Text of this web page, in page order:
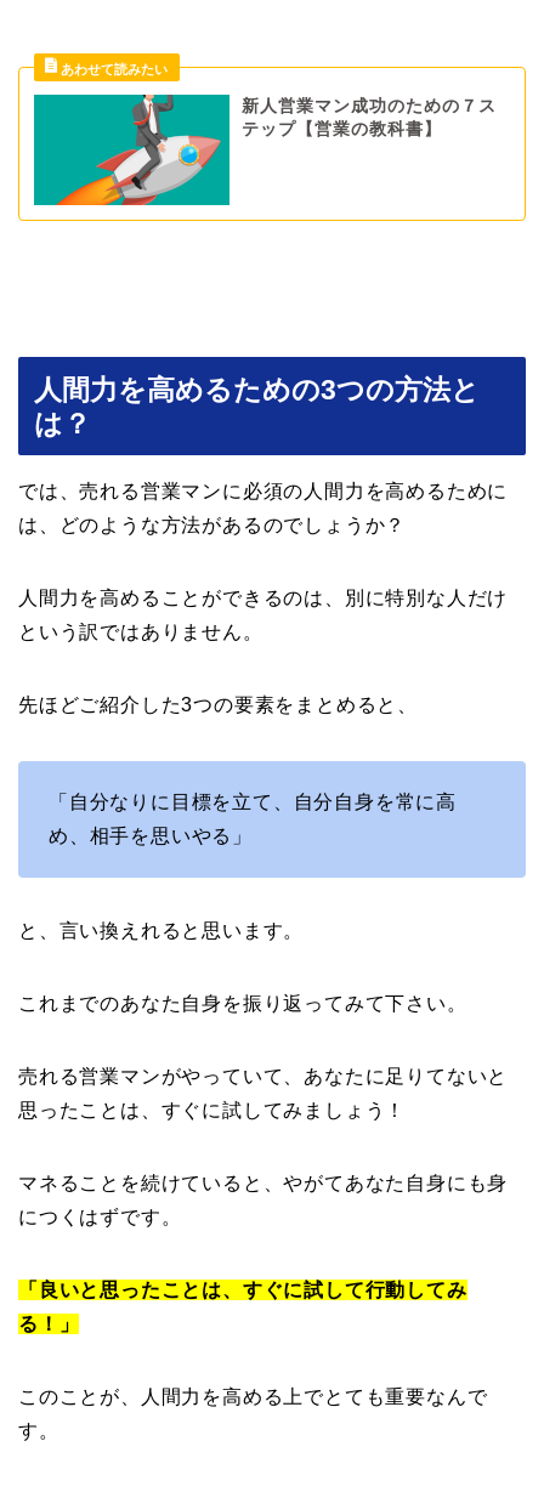
新人営業マン成功のための７ス
テップ【営業の教科書】
人間力を高めるための3つの方法と
は？
では、売れる営業マンに必須の人間力を高めるために
は、どのような方法があるのでしょうか？
人間力を高めることができるのは、別に特別な人だけ
という訳ではありません。
先ほどご紹介した3つの要素をまとめると、
「自分なりに目標を立て、自分自身を常に高
め、相手を思いやる」
と、言い換えれると思います。
これまでのあなた自身を振り返ってみて下さい。
売れる営業マンがやっていて、あなたに足りてないと
思ったことは、すぐに試してみましょう！
マネることを続けていると、やがてあなた自身にも身
につくはずです。
「良いと思ったことは、すぐに試して行動してみ
る！」
このことが、人間力を高める上でとても重要なんで
す。